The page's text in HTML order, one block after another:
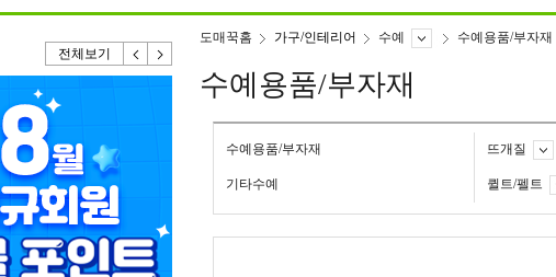
전체보기
도매꾹홈 가구/인테리어 수예 수예용품/부자재
수예용품/부자재
수예용품/부자재 뜨개질
기타수예 퀼트/펠트